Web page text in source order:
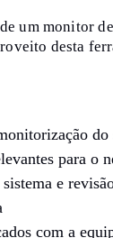
um monitor
desta
do
para o
e
com a